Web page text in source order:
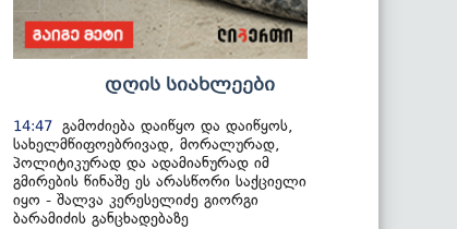
დღის სიახლეები
14:47 გამოძიება დაიწყო და დაიწყოს,
სახელმწიფოებრივად, მორალურად,
პოლიტიკურად და ადამიანურად იმ
გმირების წინაშე ეს არასწორი საქციელი
იყო - შალვა კერესელიძე გიორგი
ბარამიძის განცხადებაზე